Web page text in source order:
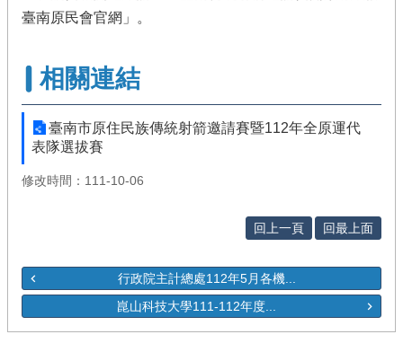
臺南原民會官網」。
相關連結
臺南市原住民族傳統射箭邀請賽暨112年全原運代
表隊選拔賽
修改時間：111-10-06
回上一頁 回最上面
行政院主計總處112年5月各機...
崑山科技大學111-112年度...